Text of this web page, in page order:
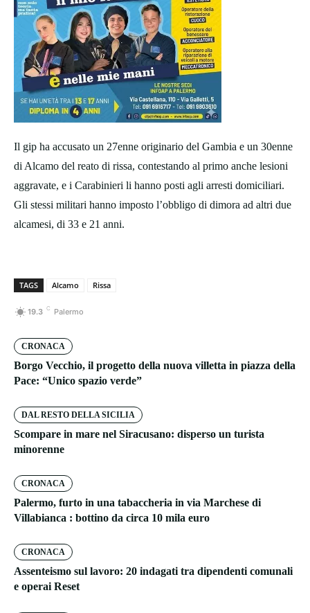
Il gip ha accusato un 27enne originario del Gambia e un 30enne
di Alcamo del reato di rissa, contestando al primo anche lesioni
aggravate, e i Carabinieri li hanno posti agli arresti domiciliari.
Gli stessi militari hanno imposto l’obbligo di dimora ad altri due
alcamesi, di 33 e 21 anni.
TAGS Alcamo Rissa
19.3 C Palermo
CRONACA
Borgo Vecchio, il progetto della nuova villetta in piazza della
Pace: “Unico spazio verde”
DAL RESTO DELLA SICILIA
Scompare in mare nel Siracusano: disperso un turista
minorenne
CRONACA
Palermo, furto in una tabaccheria in via Marchese di
Villabianca : bottino da circa 10 mila euro
CRONACA
Assenteismo sul lavoro: 20 indagati tra dipendenti comunali
e operai Reset